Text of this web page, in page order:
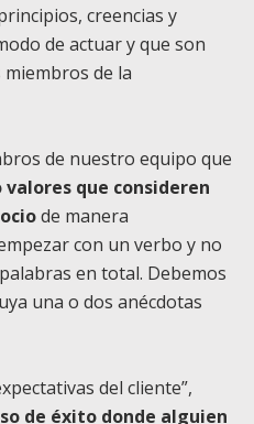
creencias y
de actuar y que son
de la
de nuestro equipo que
valores que consideren
de manera
con un verbo y no
en total. Debemos
una o dos anécdotas
del cliente”,
de éxito donde alguien